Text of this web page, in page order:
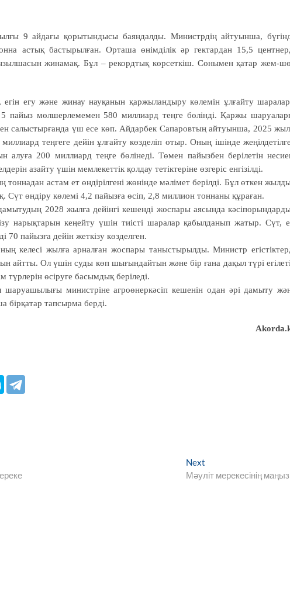
9 айдағы қорытындысы баяндалды. Министрдің айтуынша,
астық бастырылған. Орташа өнімділік әр гектардан 15,5
жинамақ. Бұл – рекордтық көрсеткіш. Сонымен қатар жем-
егу және жинау науқанын қаржыландыру көлемін ұлғайту
пайыз мөлшерлемемен 580 миллиард теңге бөлінді. Қаржы
салыстырғанда үш есе көп. Айдарбек Сапаровтың айтуынша, 2025
теңгеге дейін ұлғайту көзделіп отыр. Оның ішінде
200 миллиард теңге бөлінеді. Төмен пайызбен берілетін
азайту үшін мемлекеттік қолдау тетіктеріне өзгеріс енгізілді.
астам ет өндірілгені жөнінде мәлімет берілді. Бұл өткен
Сүт өндіру көлемі 4,2 пайызға өсіп, 2,8 миллион тоннаны құраған.
2028 жылға дейінгі кешенді жоспары аясында
нарықтарын кеңейту үшін тиісті шаралар қабылданып жатыр. Сүт,
пайызға дейін жеткізу көзделген.
келесі жылға арналған жоспары таныстырылды. Министр
айтты. Ол үшін суды көп шығындайтын және бір ғана дақыл түрі
түрлерін өсіруге басымдық беріледі.
министріне агроөнеркәсіп кешенін одан әрі дамыту
бірқатар тапсырма берді.
Next
post:
Мәуліт мерекесінің